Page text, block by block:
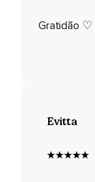
Gratidão ♡
Evitta